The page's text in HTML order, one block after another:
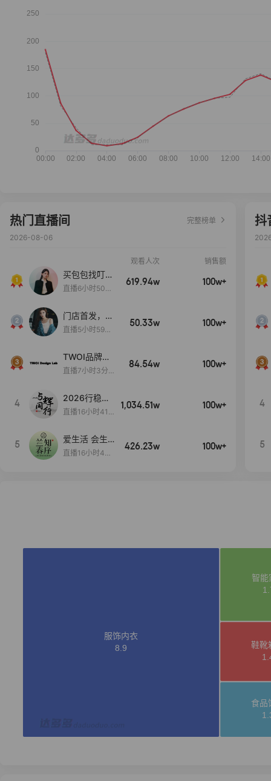
热门直播间
完整榜单
2026-08-06
观看人次 销售额
买包包找叮
当,一折购！
直播6小时50分
619.94w 100w+
门店首发，秋
款大上新！！
直播5小时59分
50.33w 100w+
TWOI品牌直
播间新款上
直播7小时3分5
84.54w 100w+
4
2026行稳致
远
直播16小时41
1,034.51w 100w+
5
爱生活 会生
活
直播16小时45
426.23w 100w+
抖
4
5